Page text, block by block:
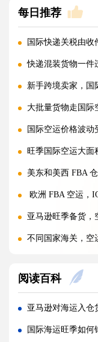
每日推荐
国际快递关税由收件人
快递混装货物一件违规，
新手跨境卖家，国际
大批量货物走国际空
国际空运价格波动
旺季国际空运大面积排
美东和美西 FBA 仓库
欧洲 FBA 空运，IOSS
亚马逊旺季备货，空
不同国家海关，空运
空运货物 AMS、ENS
空运品名申报错误，
国际空运货物被扣，
阅读百科
亚马逊对海运入仓货物卡版越
国际海运旺季如何错峰出货